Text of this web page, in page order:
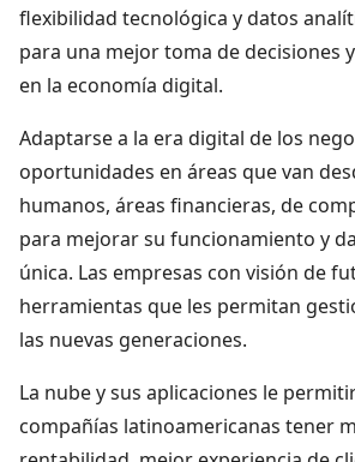
flexibilidad tecnológica y datos
para una mejor toma de decisiones
en la economía digital.
Adaptarse a la era digital de los
oportunidades en áreas que van
humanos, áreas financieras, de
para mejorar su funcionamiento y
única. Las empresas con visión de
herramientas que les permitan
las nuevas generaciones.
La nube y sus aplicaciones le
compañías latinoamericanas tener